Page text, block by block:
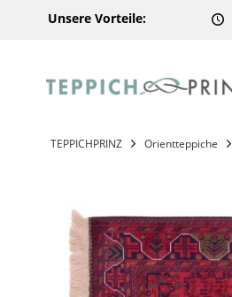
Unsere Vorteile:
TEPPICHPRINZ Orientteppiche